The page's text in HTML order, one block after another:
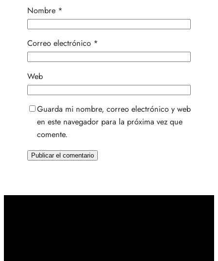
Nombre *
Correo electrónico *
Web
Guarda mi nombre, correo electrónico y web
en este navegador para la próxima vez que
comente.